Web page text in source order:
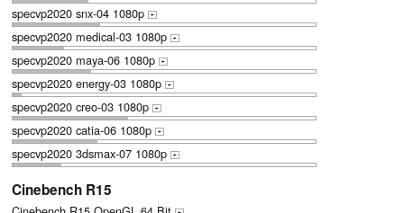
specvp2020 snx-04 1080p +
specvp2020 medical-03 1080p +
specvp2020 maya-06 1080p +
specvp2020 energy-03 1080p +
specvp2020 creo-03 1080p +
specvp2020 catia-06 1080p +
specvp2020 3dsmax-07 1080p +
Cinebench R15